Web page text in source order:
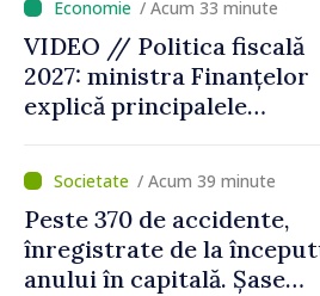
/
VIDEO //
consumatorii
fost afectați
Dnestrovsk.
reparație vor
regim prioritar
/ Acum 39 minute
Peste 370 de accidente,
înregistrate de la
anului în capitală. Șase